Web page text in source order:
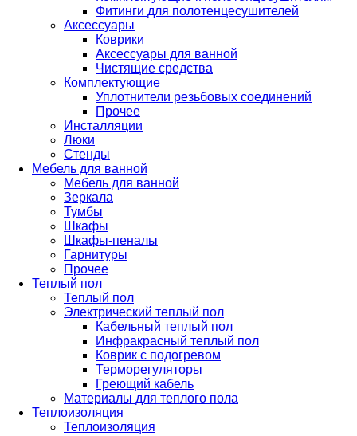
Фитинги для полотенцесушителей
Аксессуары
Коврики
Аксессуары для ванной
Чистящие средства
Комплектующие
Уплотнители резьбовых соединений
Прочее
Инсталляции
Люки
Стенды
Мебель для ванной
Мебель для ванной
Зеркала
Тумбы
Шкафы
Шкафы-пеналы
Гарнитуры
Прочее
Теплый пол
Теплый пол
Электрический теплый пол
Кабельный теплый пол
Инфракрасный теплый пол
Коврик с подогревом
Терморегуляторы
Греющий кабель
Материалы для теплого пола
Теплоизоляция
Теплоизоляция